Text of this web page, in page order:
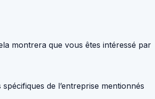
montrera que vous êtes intéressé par
de l’entreprise mentionnés